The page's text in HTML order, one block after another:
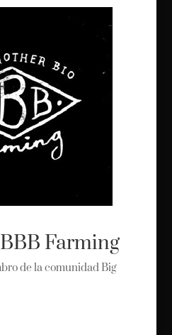
Farming
de la comunidad Big